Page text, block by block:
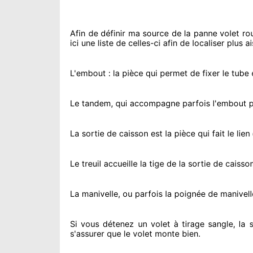
Afin de définir ma source de la panne volet
ici une liste de celles-ci afin de localiser plus
L'embout : la pièce qui permet de fixer le
Le tandem, qui accompagne parfois l'embout
La sortie de caisson est la pièce qui fait le lien
Le treuil accueille la tige de la sortie de
La manivelle, ou parfois la poignée de
Si vous détenez un volet à tirage sangle, la
s'assurer que le volet monte bien.